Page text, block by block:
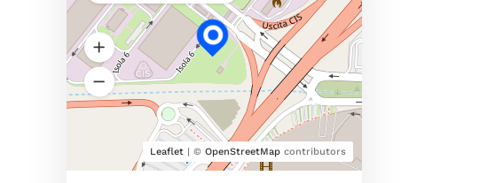
Leaflet| © OpenStreetMapcontributors